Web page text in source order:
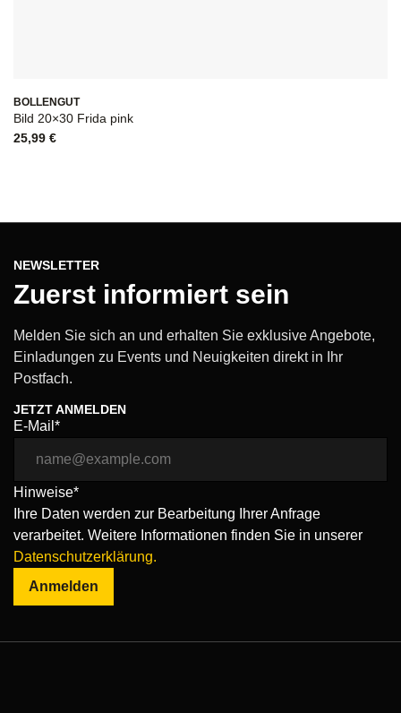
BOLLENGUT
Bild 20×30 Frida pink
25,99 €
NEWSLETTER
Zuerst informiert sein
Melden Sie sich an und erhalten Sie exklusive Angebote,
Einladungen zu Events und Neuigkeiten direkt in Ihr
Postfach.
JETZT ANMELDEN
E-Mail*
Hinweise*
Ihre Daten werden zur Bearbeitung Ihrer Anfrage
verarbeitet. Weitere Informationen finden Sie in unserer
Datenschutzerklärung.
Anmelden